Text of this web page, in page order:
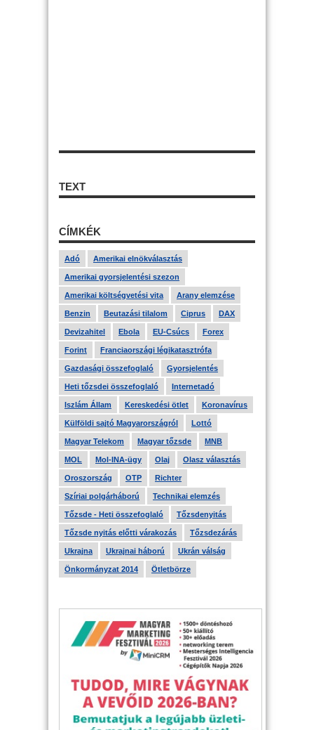
TEXT
CÍMKÉK
Adó Amerikai elnökválasztás
Amerikai gyorsjelentési szezon
Amerikai költségvetési vita Arany elemzése
Benzin Beutazási tilalom Ciprus DAX
Devizahitel Ebola EU-Csúcs Forex
Forint Franciaországi légikatasztrófa
Gazdasági összefoglaló Gyorsjelentés
Heti tőzsdei összefoglaló Internetadó
Iszlám Állam Kereskedési ötlet Koronavírus
Külföldi sajtó Magyarországról Lottó
Magyar Telekom Magyar tőzsde MNB
MOL Mol-INA-ügy Olaj Olasz választás
Oroszország OTP Richter
Szíriai polgárháború Technikai elemzés
Tőzsde - Heti összefoglaló Tőzsdenyitás
Tőzsde nyitás előtti várakozás Tőzsdezárás
Ukrajna Ukrajnai háború Ukrán válság
Önkormányzat 2014 Ötletbörze